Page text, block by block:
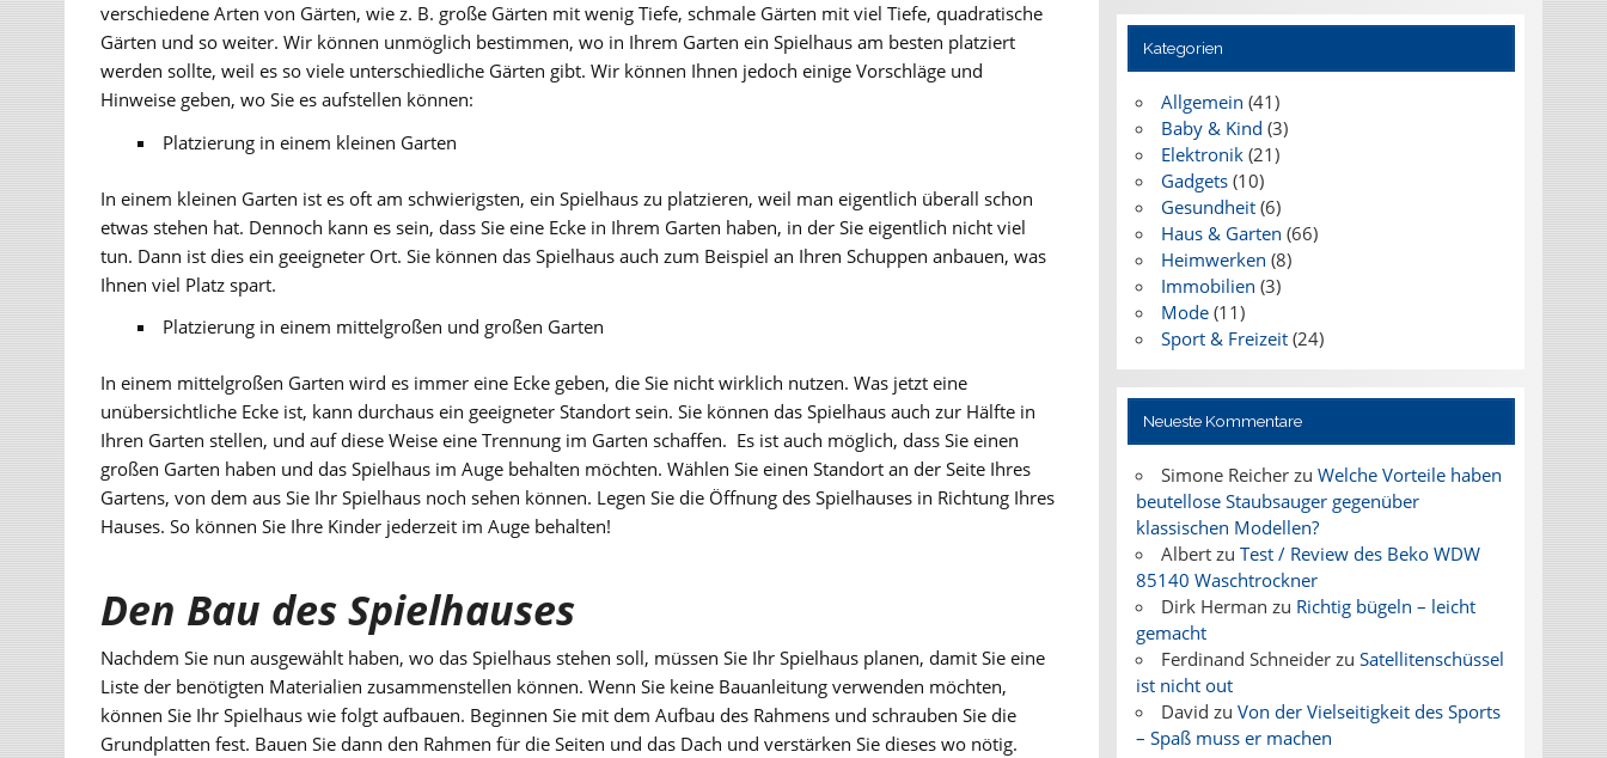
verschiedene Arten von Gärten, wie z. B. große Gärten mit wenig Tiefe, schmale Gärten mit viel Tiefe, quadratische
Gärten und so weiter. Wir können unmöglich bestimmen, wo in Ihrem Garten ein Spielhaus am besten platziert
werden sollte, weil es so viele unterschiedliche Gärten gibt. Wir können Ihnen jedoch einige Vorschläge und
Hinweise geben, wo Sie es aufstellen können:
Platzierung in einem kleinen Garten
In einem kleinen Garten ist es oft am schwierigsten, ein Spielhaus zu platzieren, weil man eigentlich überall schon
etwas stehen hat. Dennoch kann es sein, dass Sie eine Ecke in Ihrem Garten haben, in der Sie eigentlich nicht viel
tun. Dann ist dies ein geeigneter Ort. Sie können das Spielhaus auch zum Beispiel an Ihren Schuppen anbauen, was
Ihnen viel Platz spart.
Platzierung in einem mittelgroßen und großen Garten
In einem mittelgroßen Garten wird es immer eine Ecke geben, die Sie nicht wirklich nutzen. Was jetzt eine
unübersichtliche Ecke ist, kann durchaus ein geeigneter Standort sein. Sie können das Spielhaus auch zur Hälfte in
Ihren Garten stellen, und auf diese Weise eine Trennung im Garten schaffen. Es ist auch möglich, dass Sie einen
großen Garten haben und das Spielhaus im Auge behalten möchten. Wählen Sie einen Standort an der Seite Ihres
Gartens, von dem aus Sie Ihr Spielhaus noch sehen können. Legen Sie die Öffnung des Spielhauses in Richtung Ihres
Hauses. So können Sie Ihre Kinder jederzeit im Auge behalten!
Den Bau des Spielhauses
Nachdem Sie nun ausgewählt haben, wo das Spielhaus stehen soll, müssen Sie Ihr Spielhaus planen, damit Sie eine
Liste der benötigten Materialien zusammenstellen können. Wenn Sie keine Bauanleitung verwenden möchten,
können Sie Ihr Spielhaus wie folgt aufbauen. Beginnen Sie mit dem Aufbau des Rahmens und schrauben Sie die
Grundplatten fest. Bauen Sie dann den Rahmen für die Seiten und das Dach und verstärken Sie dieses wo nötig.
Kategorien
Allgemein (41)
Baby & Kind (3)
Elektronik(21)
Gadgets(10)
Gesundheit(6)
Haus & Garten (66)
Heimwerken (8)
Immobilien (3)
Mode(11)
Sport & Freizeit(24)
Neueste Kommentare
Simone Reicherzu Welche Vorteile haben
beutellose Staubsauger gegenüber
klassischen Modellen?
Albertzu Test / Review des Beko WDW
85140 Waschtrockner
Dirk Herman zu Richtig bügeln – leicht
gemacht
Ferdinand Schneiderzu Satellitenschüssel
ist nicht out
David zu Von der Vielseitigkeit des Sports
– Spaß muss er machen